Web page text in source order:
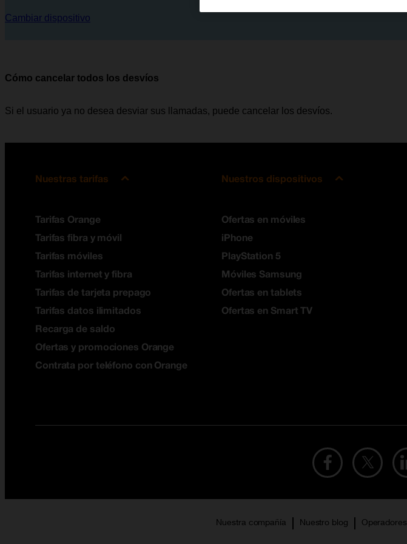
Cambiar dispositivo
Cómo cancelar todos los desvíos
Si el usuario ya no desea desviar sus llamadas, puede cancelar los desvíos.
Nuestras tarifas
Tarifas Orange
Tarifas fibra y móvil
Tarifas móviles
Tarifas internet y fibra
Tarifas de tarjeta prepago
Tarifas datos ilimitados
Recarga de saldo
Ofertas y promociones Orange
Contrata por teléfono con Orange
Nuestros dispositivos
Ofertas en móviles
iPhone
PlayStation 5
Móviles Samsung
Ofertas en tablets
Ofertas en Smart TV
Nuestra compañía Nuestro blog Operadores